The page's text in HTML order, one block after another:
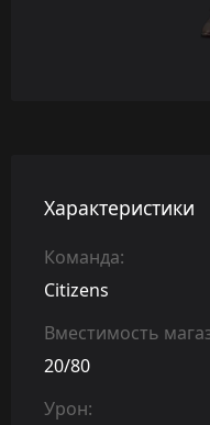
Характеристики
Команда:
Citizens
Вместимость
20/80
Урон: